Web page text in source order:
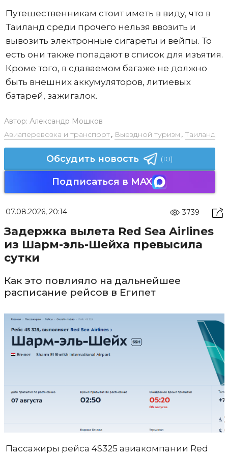
Путешественникам стоит иметь в виду, что в
Таиланд среди прочего нельзя ввозить и
вывозить электронные сигареты и вейпы. То
есть они также попадают в список для изъятия.
Кроме того, в сдаваемом багаже не должно
быть внешних аккумуляторов, литиевых
батарей, зажигалок.
Автор: Александр Мошков
Авиаперевозка и транспорт, Выездной туризм , Таиланд
Обсудить новость (10)
Подписаться в MAX
07.08.2026, 20:14 3739
Задержка вылета Red Sea Airlines
из Шарм-эль-Шейха превысила
сутки
Как это повлияло на дальнейшее
расписание рейсов в Египет
Пассажиры рейса 4S325 авиакомпании Red